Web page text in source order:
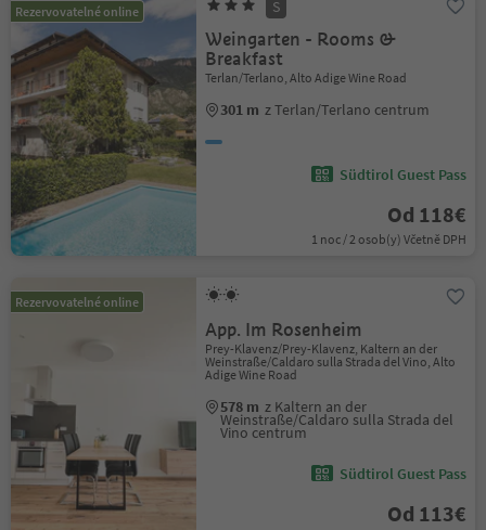
Rezervovatelné online S
Weingarten - Rooms &
Breakfast
Terlan/Terlano, Alto Adige Wine Road
301 m z Terlan/Terlano centrum
Südtirol Guest Pass
Od 118€
1 noc / 2 osob(y) Včetně DPH
Rezervovatelné online
App. Im Rosenheim
Prey-Klavenz/Prey-Klavenz, Kaltern an der
Weinstraße/Caldaro sulla Strada del Vino, Alto
Adige Wine Road
578 m z Kaltern an der
Weinstraße/Caldaro sulla Strada del
Vino centrum
Südtirol Guest Pass
Od 113€